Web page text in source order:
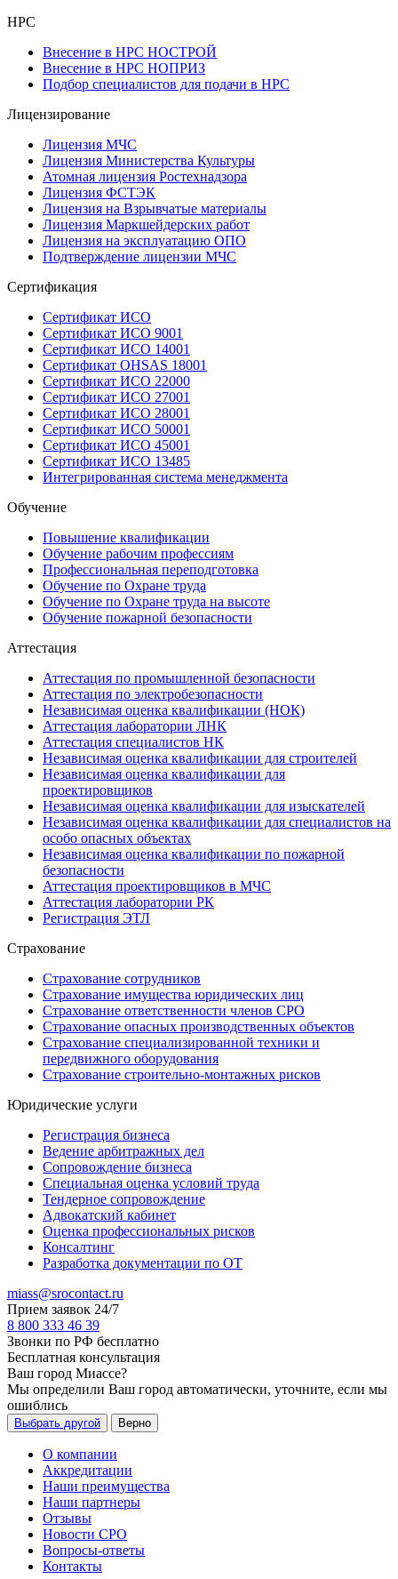
НРС
Внесение в НРС НОСТРОЙ
Внесение в НРС НОПРИЗ
Подбор специалистов для подачи в НРС
Лицензирование
Лицензия МЧС
Лицензия Министерства Культуры
Атомная лицензия Ростехнадзора
Лицензия ФСТЭК
Лицензия на Взрывчатые материалы
Лицензия Маркшейдерских работ
Лицензия на эксплуатацию ОПО
Подтверждение лицензии МЧС
Сертификация
Сертификат ИСО
Сертификат ИСО 9001
Сертификат ИСО 14001
Сертификат OHSAS 18001
Сертификат ИСО 22000
Сертификат ИСО 27001
Сертификат ИСО 28001
Сертификат ИСО 50001
Сертификат ИСО 45001
Сертификат ИСО 13485
Интегрированная система менеджмента
Обучение
Повышение квалификации
Обучение рабочим профессиям
Профессиональная переподготовка
Обучение по Охране труда
Обучение по Охране труда на высоте
Обучение пожарной безопасности
Аттестация
Аттестация по промышленной безопасности
Аттестация по электробезопасности
Независимая оценка квалификации (НОК)
Аттестация лаборатории ЛНК
Аттестация специалистов НК
Независимая оценка квалификации для строителей
Независимая оценка квалификации для
проектировщиков
Независимая оценка квалификации для изыскателей
Независимая оценка квалификации для специалистов на
особо опасных объектах
Независимая оценка квалификации по пожарной
безопасности
Аттестация проектировщиков в МЧС
Аттестация лаборатории РК
Регистрация ЭТЛ
Страхование
Страхование сотрудников
Страхование имущества юридических лиц
Страхование ответственности членов СРО
Страхование опасных производственных объектов
Страхование специализированной техники и
передвижного оборудования
Страхование строительно-монтажных рисков
Юридические услуги
Регистрация бизнеса
Ведение арбитражных дел
Сопровождение бизнеса
Специальная оценка условий труда
Тендерное сопровождение
Адвокатский кабинет
Оценка профессиональных рисков
Консалтинг
Разработка документации по ОТ
miass@srocontact.ru
Прием заявок 24/7
8 800 333 46 39
Звонки по РФ бесплатно
Бесплатная консультация
Ваш город Миассе?
Мы определили Ваш город автоматически, уточните, если мы
ошиблись
Выбрать другой Верно
О компании
Аккредитации
Наши преимущества
Наши партнеры
Отзывы
Новости СРО
Вопросы-ответы
Контакты